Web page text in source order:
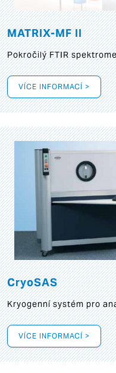
MATRIX-MF II
Pokročilý FTIR
VÍCE INFORMACÍ >
CryoSAS
Kryogenní systém pro
VÍCE INFORMACÍ >